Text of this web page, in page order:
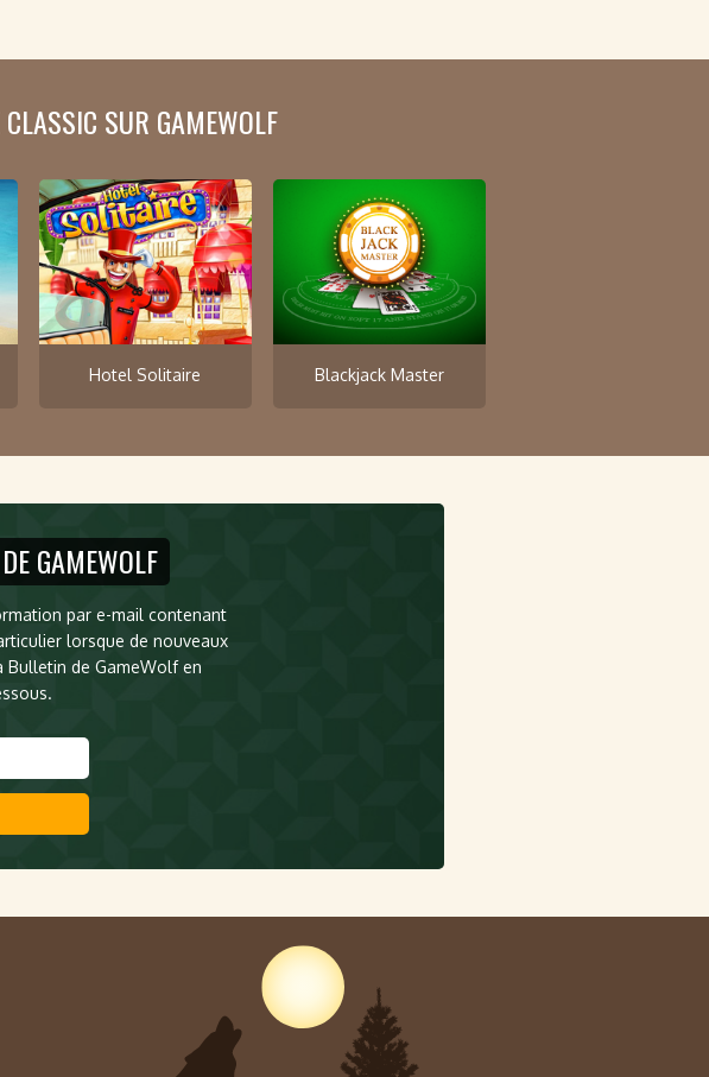
SUR GAMEWOLF
Hotel Solitaire Blackjack Master
GAMEWOLF
par e-mail contenant
lorsque de nouveaux
Bulletin de GameWolf en